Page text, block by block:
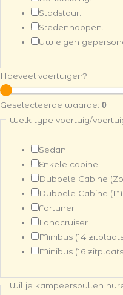
y
Stadstour.
Stedenhoppen.
Uw eigen
Hoeveel voertuigen?
Geselecteerde waarde: 0
Welk type voertuig/
Sedan
Enkele cabine
Dubbele Cabine
Dubbele Cabine
Fortuner
Landcruiser
Minibus (14
Minibus (16
Wil je kampeerspullen